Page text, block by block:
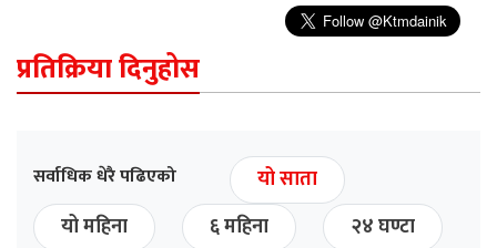
प्रतिक्रिया दिनुहोस
सर्वाधिक धेरै पढिएको
यो साता
यो महिना
६ महिना २४ घण्टा